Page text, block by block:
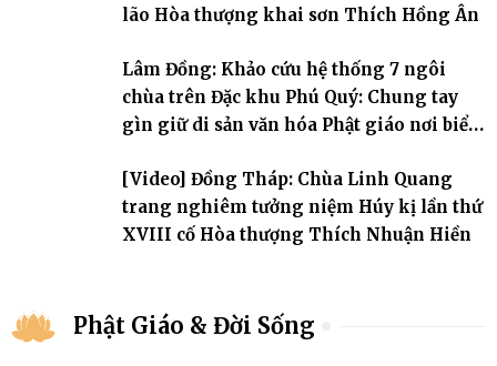
lão Hòa thượng khai sơn Thích Hồng Ân
Lâm Đồng: Khảo cứu hệ thống 7 ngôi
chùa trên Đặc khu Phú Quý: Chung tay
gìn giữ di sản văn hóa Phật giáo nơi biển
[Video] Đồng Tháp: Chùa Linh Quang
trang nghiêm tưởng niệm Húy kị lần thứ
XVIII cố Hòa thượng Thích Nhuận Hiền
Phật Giáo & Đời Sống